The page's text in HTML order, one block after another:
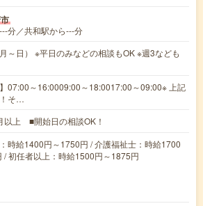
分／共和駅から---分
～日） ※平日のみなどの相談もOK ※週3なども
】07:00～16:0009:00～18:0017:00～09:00※ 上記
そ…
以上 ■開始日の相談OK！
時給1400円～1750円 / 介護福祉士：時給1700
/ 初任者以上：時給1500円～1875円